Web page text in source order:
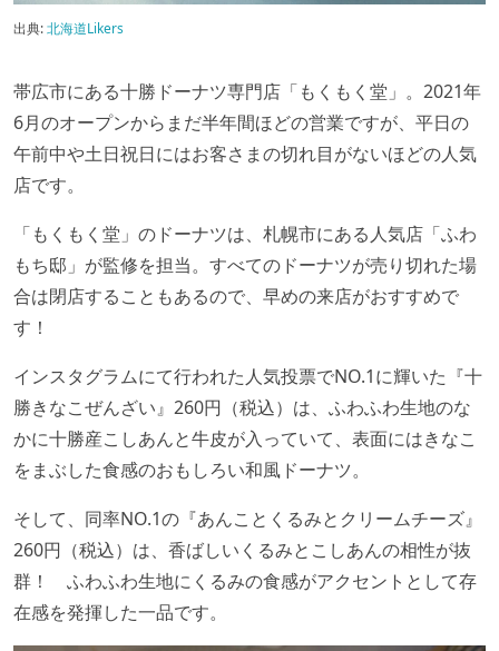
出典:北海道Likers
帯広市にある十勝ドーナツ専門店「もくもく堂」。2021年
6月のオープンからまだ半年間ほどの営業ですが、平日の
午前中や土日祝日にはお客さまの切れ目がないほどの人気
店です。
「もくもく堂」のドーナツは、札幌市にある人気店「ふわ
もち邸」が監修を担当。すべてのドーナツが売り切れた場
合は閉店することもあるので、早めの来店がおすすめで
す！
インスタグラムにて行われた人気投票でNO.1に輝いた『十
勝きなこぜんざい』260円（税込）は、ふわふわ生地のな
かに十勝産こしあんと牛皮が入っていて、表面にはきなこ
をまぶした食感のおもしろい和風ドーナツ。
そして、同率NO.1の『あんことくるみとクリームチーズ』
260円（税込）は、香ばしいくるみとこしあんの相性が抜
群！ ふわふわ生地にくるみの食感がアクセントとして存
在感を発揮した一品です。